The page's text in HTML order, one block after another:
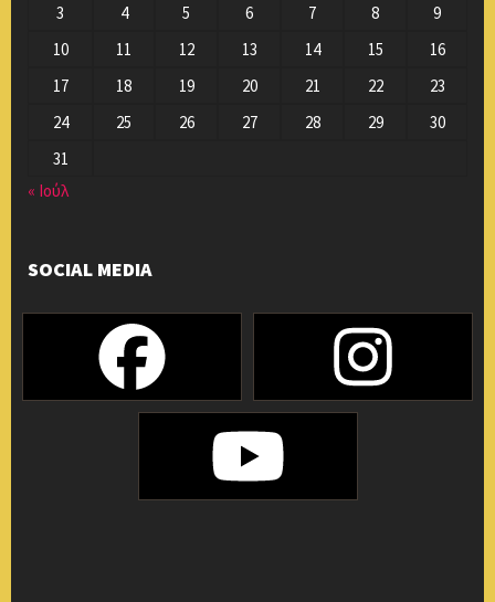
3
4 5 6 7 8
9
10
11 12 13 14 15
16
17
18 19 20 21 22
23
24
25 26 27 28 29
30
31
« Ιούλ
SOCIAL MEDIA